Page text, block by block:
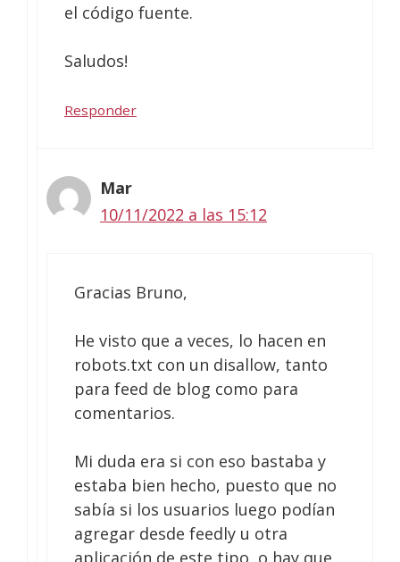
el código fuente.
Saludos!
Responder
Mar
10/11/2022 a las 15:12
Gracias Bruno,
He visto que a veces, lo hacen en
robots.txt con un disallow, tanto
para feed de blog como para
comentarios.
Mi duda era si con eso bastaba y
estaba bien hecho, puesto que no
sabía si los usuarios luego podían
agregar desde feedly u otra
aplicación de este tipo, o hay que